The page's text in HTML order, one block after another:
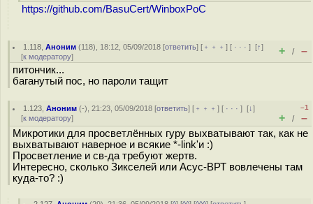
https://github.com/BasuCert/WinboxPoC
1.118 ,Аноним (118), 18:12, 05/09/2018 [ответить] [ ﹢﹢﹢] [ · · ·][↑]
[к модератору] + / –
питончик...
баганутый пос, но пароли тащит
1.123 ,Аноним (-), 21:23, 05/09/2018 [ответить] [ ﹢﹢﹢] [ · · ·][↓]
[к модератору]
–1
+ / –
Микротики для просветлённых гуру выхватывают так, как не
выхватывают наверное и всякие *-link'и :)
Просветление и св-да требуют жертв.
Интересно, сколько Зикселей или Асус-ВРТ вовлечены там
куда-то? :)